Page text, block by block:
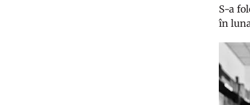
S-a
în